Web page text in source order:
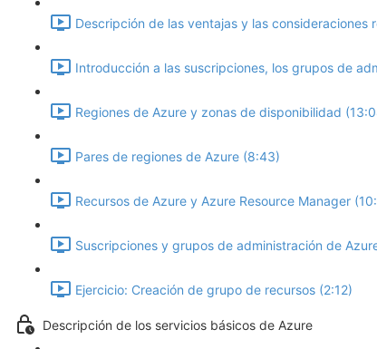
Descripción de las ventajas y las consideraciones
Introducción a las suscripciones, los grupos de
Regiones de Azure y zonas de disponibilidad
Pares de regiones de Azure (8:43)
Recursos de Azure y Azure Resource Manager
Suscripciones y grupos de administración de
Ejercicio: Creación de grupo de recursos (2:12)
Descripción de los servicios básicos de Azure